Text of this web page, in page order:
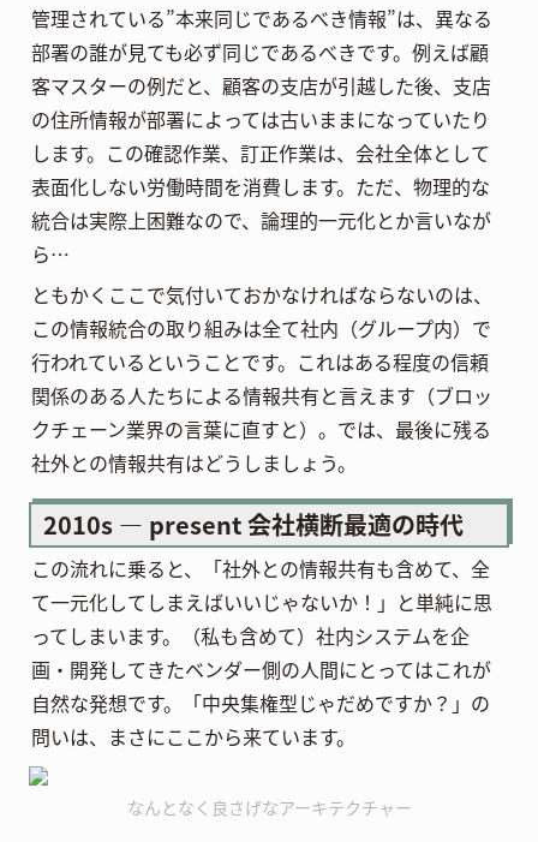
管理されている”本来同じであるべき情報”は、異なる
部署の誰が見ても必ず同じであるべきです。例えば顧
客マスターの例だと、顧客の支店が引越した後、支店
の住所情報が部署によっては古いままになっていたり
します。この確認作業、訂正作業は、会社全体として
表面化しない労働時間を消費します。ただ、物理的な
統合は実際上困難なので、論理的一元化とか言いなが
ら…
ともかくここで気付いておかなければならないのは、
この情報統合の取り組みは全て社内（グループ内）で
行われているということです。これはある程度の信頼
関係のある人たちによる情報共有と言えます（ブロッ
クチェーン業界の言葉に直すと）。では、最後に残る
社外との情報共有はどうしましょう。
2010s — present 会社横断最適の時代
この流れに乗ると、「社外との情報共有も含めて、全
て一元化してしまえばいいじゃないか！」と単純に思
ってしまいます。（私も含めて）社内システムを企
画・開発してきたベンダー側の人間にとってはこれが
自然な発想です。「中央集権型じゃだめですか？」の
問いは、まさにここから来ています。
なんとなく良さげなアーキテクチャー